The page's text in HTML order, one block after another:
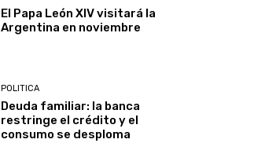
El Papa León XIV visitará la
Argentina en noviembre
POLITICA
Deuda familiar: la banca
restringe el crédito y el
consumo se desploma